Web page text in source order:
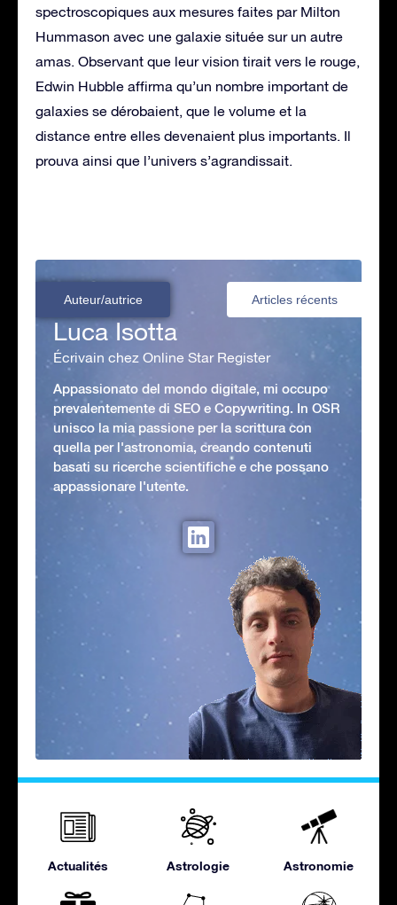
spectroscopiques aux mesures faites par Milton
Hummason avec une galaxie située sur un autre
amas. Observant que leur vision tirait vers le rouge,
Edwin Hubble affirma qu’un nombre important de
galaxies se dérobaient, que le volume et la
distance entre elles devenaient plus importants. Il
prouva ainsi que l’univers s’agrandissait.
Auteur/autrice Articles récents
Luca Isotta
Écrivain chez Online Star Register
Appassionato del mondo digitale, mi occupo
prevalentemente di SEO e Copywriting. In OSR
unisco la mia passione per la scrittura con
quella per l'astronomia, creando contenuti
basati su ricerche scientifiche e che possano
appassionare l'utente.
Actualités Astrologie Astronomie